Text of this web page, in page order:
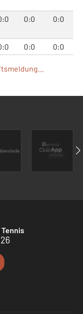
0:0 0:0
0:0 0:0